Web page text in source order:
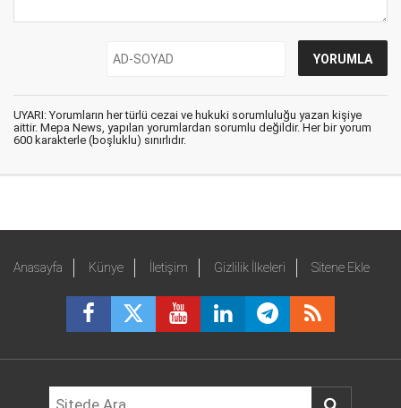
UYARI: Yorumların her türlü cezai ve hukuki sorumluluğu yazan kişiye
aittir. Mepa News, yapılan yorumlardan sorumlu değildir. Her bir yorum
600 karakterle (boşluklu) sınırlıdır.
Anasayfa Künye İletişim Gizlilik İlkeleri Sitene Ekle